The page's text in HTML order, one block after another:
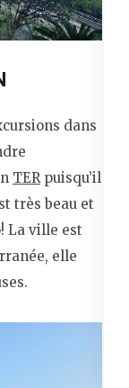
dans
TER puisqu’il
très beau et
La ville est
elle